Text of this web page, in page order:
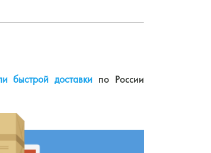
быстрой доставки по России